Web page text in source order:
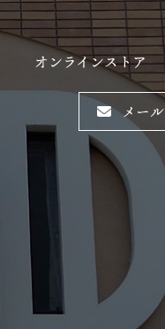
オンラインストア
メール